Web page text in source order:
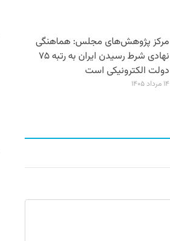
مرکز پژوهش‌های مجلس: هماهنگی
نهادی شرط رسیدن ایران به رتبه ۷۵
دولت الکترونیکی است
۱۴ مرداد ۱۴۰۵